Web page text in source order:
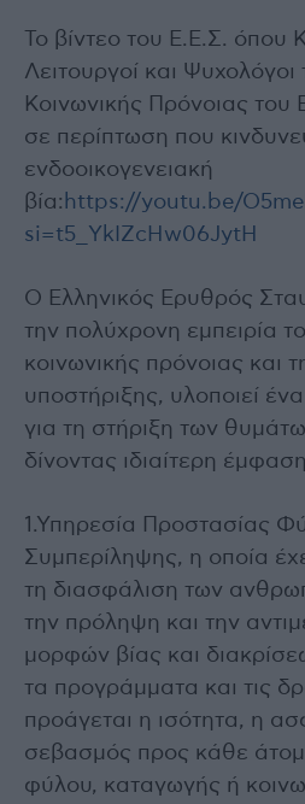
Το βίντεο του Ε.Ε.Σ. όπου
Λειτουργοί και Ψυχολόγοι
Κοινωνικής Πρόνοιας του
σε περίπτωση που
ενδοοικογενειακή
βία: https://youtu.be/
si=t5_YkIZcHw06JytH
Ο Ελληνικός Ερυθρός
την πολύχρονη εμπειρία
κοινωνικής πρόνοιας και
υποστήριξης, υλοποιεί
για τη στήριξη των
δίνοντας ιδιαίτερη
1.Υπηρεσία Προστασίας
Συμπερίληψης, η οποία
τη διασφάλιση των
την πρόληψη και την
μορφών βίας και
τα προγράμματα και τις
προάγεται η ισότητα, η
σεβασμός προς κάθε
φύλου, καταγωγής ή